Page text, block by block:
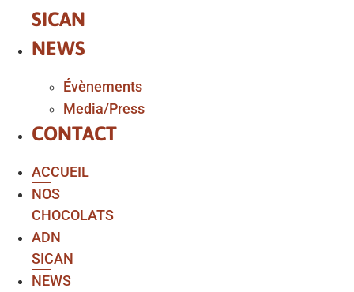
SICAN
NEWS
Évènements
Media/Press
CONTACT
ACCUEIL
NOS
CHOCOLATS
ADN
SICAN
NEWS